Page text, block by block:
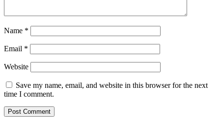
Name *
Email *
Website
Save my name, email, and website in this browser for the next
time I comment.